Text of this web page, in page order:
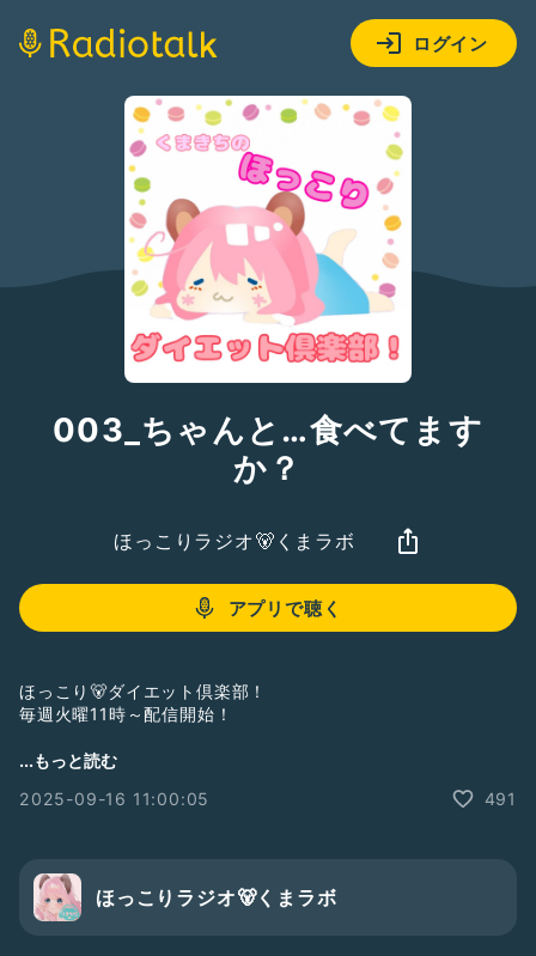
ログイン
003_ちゃんと…食べてます
か？
ほっこりラジオ🐻くまラボ
アプリで聴く
ほっこり🐻‍ダイエット倶楽部！
毎週火曜11時～配信開始！
くまきちを昔から知ってる方！
リアクション！
お便り(これはどうー？とか！こんなダイエットしてました！
...もっと読む
2025-09-16 11:00:05
491
ほっこりラジオ🐻くまラボ